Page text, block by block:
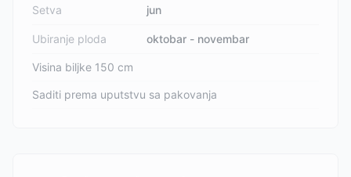
Setva jun
Ubiranje ploda oktobar - novembar
Visina biljke 150 cm
Saditi prema uputstvu sa pakovanja